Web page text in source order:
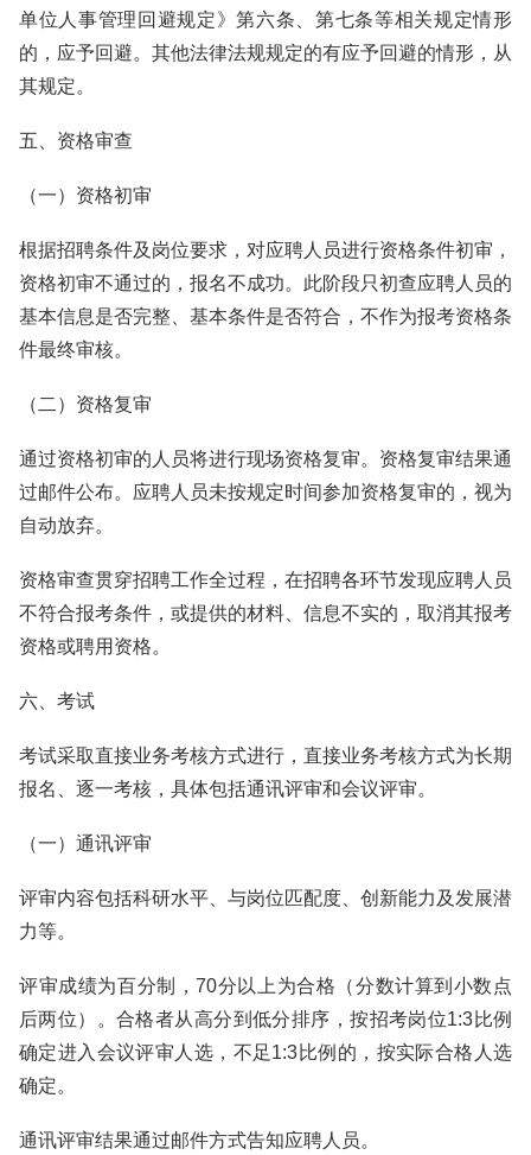
单位人事管理回避规定》第六条、第七条等相关规定情形
的，应予回避。其他法律法规规定的有应予回避的情形，从
其规定。
五、资格审查
（一）资格初审
根据招聘条件及岗位要求，对应聘人员进行资格条件初审，
资格初审不通过的，报名不成功。此阶段只初查应聘人员的
基本信息是否完整、基本条件是否符合，不作为报考资格条
件最终审核。
（二）资格复审
通过资格初审的人员将进行现场资格复审。资格复审结果通
过邮件公布。应聘人员未按规定时间参加资格复审的，视为
自动放弃。
资格审查贯穿招聘工作全过程，在招聘各环节发现应聘人员
不符合报考条件，或提供的材料、信息不实的，取消其报考
资格或聘用资格。
六、考试
考试采取直接业务考核方式进行，直接业务考核方式为长期
报名、逐一考核，具体包括通讯评审和会议评审。
（一）通讯评审
评审内容包括科研水平、与岗位匹配度、创新能力及发展潜
力等。
评审成绩为百分制，70分以上为合格（分数计算到小数点
后两位）。合格者从高分到低分排序，按招考岗位1:3比例
确定进入会议评审人选，不足1:3比例的，按实际合格人选
确定。
通讯评审结果通过邮件方式告知应聘人员。